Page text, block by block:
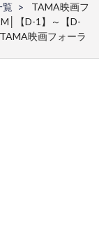
覧
TAMA映画フ
【D-1】～【D-
映画フォーラ